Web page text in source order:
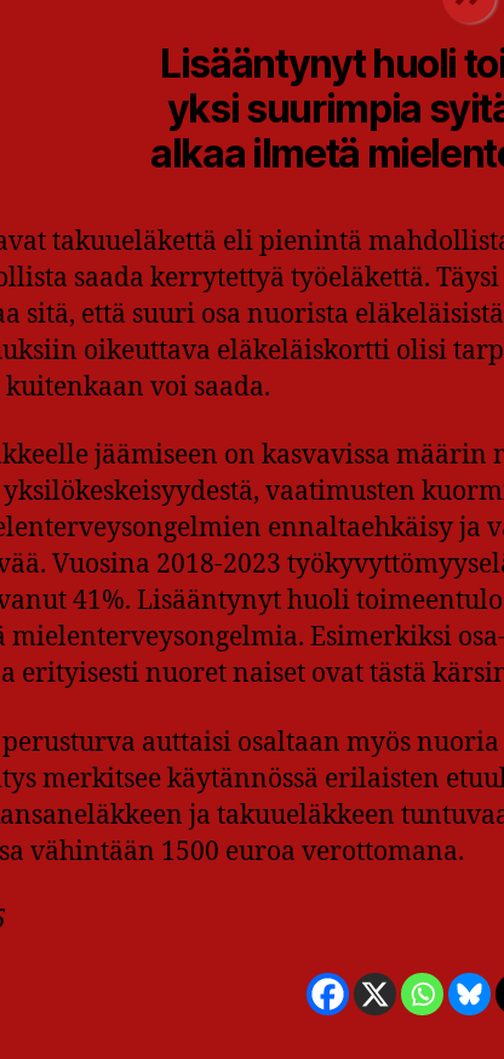
Lisääntynyt huoli
yksi suurimpia
alkaa ilmetä
takuueläkettä eli pienintä
saada kerrytettyä työeläkettä.
sitä, että suuri osa nuorista
oikeuttava eläkeläiskortti olisi
voi saada.
jäämiseen on kasvavissa määrin
vaatimusten
ennaltaehkäisy ja
Vuosina 2018-2023
41%. Lisääntynyt huoli
Esimerkiksi
erityisesti nuoret naiset ovat tästä
auttaisi osaltaan myös
merkitsee käytännössä erilaisten
ja takuueläkkeen
vähintään 1500 euroa verottomana.